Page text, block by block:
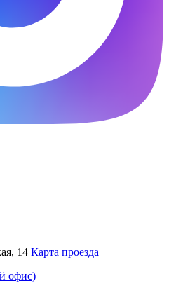
14 Карта проезда
офис)